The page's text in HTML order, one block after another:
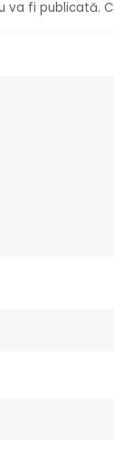
va fi publicată.